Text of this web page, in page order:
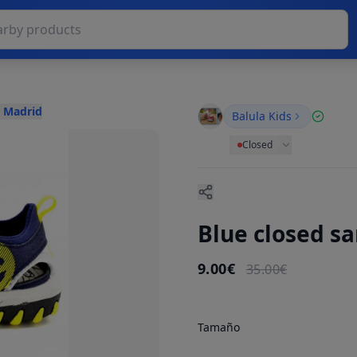
Madrid Balula Kids
Closed
Blue closed
9.00€ 35.00€
Tamaño